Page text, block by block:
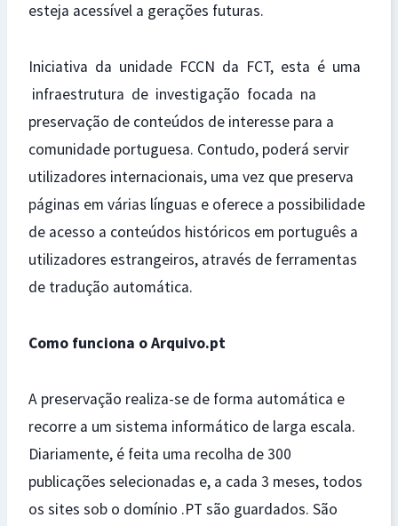
esteja acessível a gerações futuras.
Iniciativa da unidade FCCN da FCT, esta é uma
infraestrutura de investigação focada na
preservação de conteúdos de interesse para a
comunidade portuguesa. Contudo, poderá servir
utilizadores internacionais, uma vez que preserva
páginas em várias línguas e oferece a possibilidade
de acesso a conteúdos históricos em português a
utilizadores estrangeiros, através de ferramentas
de tradução automática.
Como funciona o Arquivo.pt
A preservação realiza-se de forma automática e
recorre a um sistema informático de larga escala.
Diariamente, é feita uma recolha de 300
publicações selecionadas e, a cada 3 meses, todos
os sites sob o domínio .PT são guardados. São